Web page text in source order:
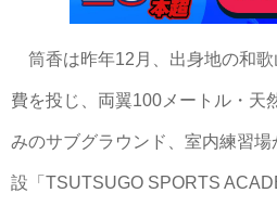
筒香は昨年12月、出身地の和
費を投じ、両翼100メートル・天
みのサブグラウンド、室内練習
設「TSUTSUGO SPORTS